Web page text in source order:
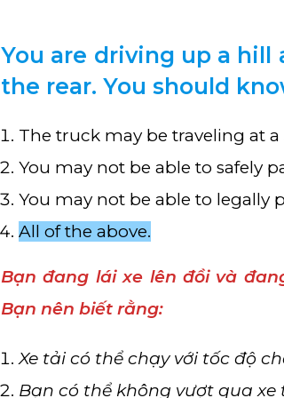
You are driving up a hill
the rear. You should
The truck may be traveling at
You may not be able to safely
You may not be able to legally
All of the above.
Bạn đang lái xe lên đồi và
Bạn nên biết rằng:
Xe tải có thể chạy với tốc độ
Bạn có thể không vượt qua